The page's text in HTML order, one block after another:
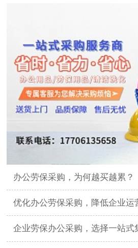
办公劳保采购，为何越买越累？
优化办公劳保采购，降低企业运
企业劳保办公采购，选择一站式